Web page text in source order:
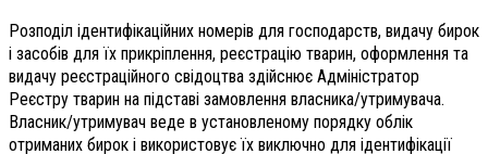
Розподіл ідентифікаційних номерів для господарств, видачу бирок
і засобів для їх прикріплення, реєстрацію тварин, оформлення та
видачу реєстраційного свідоцтва здійснює Адміністратор
Реєстру тварин на підставі замовлення власника/утримувача.
Власник/утримувач веде в установленому порядку облік
отриманих бирок і використовує їх виключно для ідентифікації